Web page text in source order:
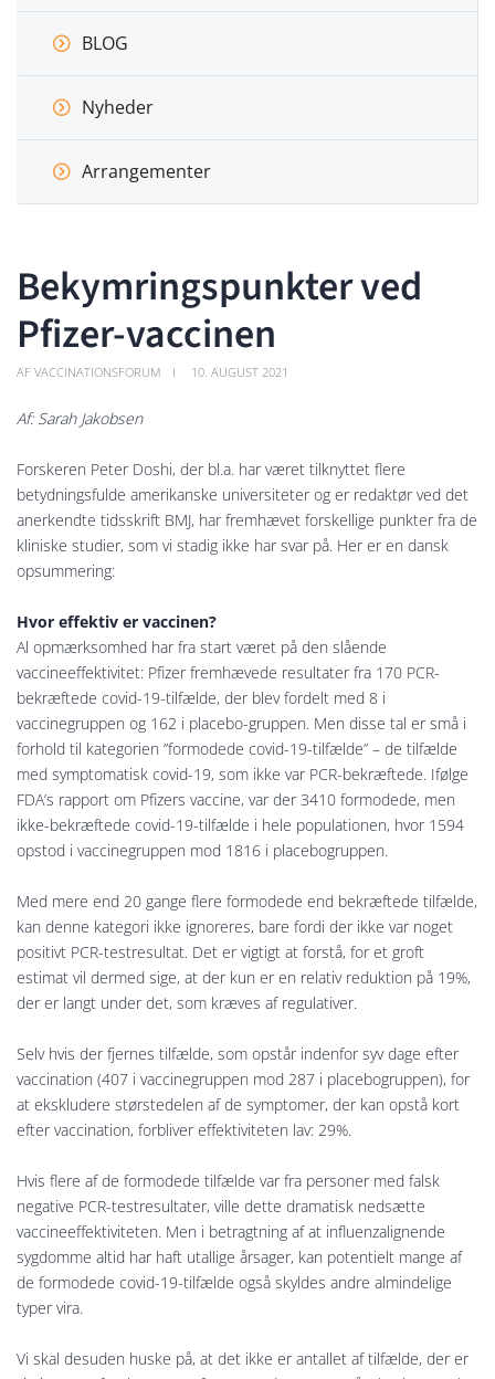
BLOG
Nyheder
Arrangementer
Bekymringspunkter ved
Pfizer-vaccinen
AF VACCINATIONSFORUM 10. AUGUST 2021
Af: Sarah Jakobsen
Forskeren Peter Doshi, der bl.a. har været tilknyttet flere
betydningsfulde amerikanske universiteter og er redaktør ved det
anerkendte tidsskrift BMJ, har fremhævet forskellige punkter fra de
kliniske studier, som vi stadig ikke har svar på. Her er en dansk
opsummering:
Hvor effektiv er vaccinen?
Al opmærksomhed har fra start været på den slående
vaccineeffektivitet: Pfizer fremhævede resultater fra 170 PCR-
bekræftede covid-19-tilfælde, der blev fordelt med 8 i
vaccinegruppen og 162 i placebo-gruppen. Men disse tal er små i
forhold til kategorien ”formodede covid-19-tilfælde” – de tilfælde
med symptomatisk covid-19, som ikke var PCR-bekræftede. Ifølge
FDA’s rapport om Pfizers vaccine, var der 3410 formodede, men
ikke-bekræftede covid-19-tilfælde i hele populationen, hvor 1594
opstod i vaccinegruppen mod 1816 i placebogruppen.
Med mere end 20 gange flere formodede end bekræftede tilfælde,
kan denne kategori ikke ignoreres, bare fordi der ikke var noget
positivt PCR-testresultat. Det er vigtigt at forstå, for et groft
estimat vil dermed sige, at der kun er en relativ reduktion på 19%,
der er langt under det, som kræves af regulativer.
Selv hvis der fjernes tilfælde, som opstår indenfor syv dage efter
vaccination (407 i vaccinegruppen mod 287 i placebogruppen), for
at ekskludere størstedelen af de symptomer, der kan opstå kort
efter vaccination, forbliver effektiviteten lav: 29%.
Hvis flere af de formodede tilfælde var fra personer med falsk
negative PCR-testresultater, ville dette dramatisk nedsætte
vaccineeffektiviteten. Men i betragtning af at influenzalignende
sygdomme altid har haft utallige årsager, kan potentielt mange af
de formodede covid-19-tilfælde også skyldes andre almindelige
typer vira.
Vi skal desuden huske på, at det ikke er antallet af tilfælde, der er